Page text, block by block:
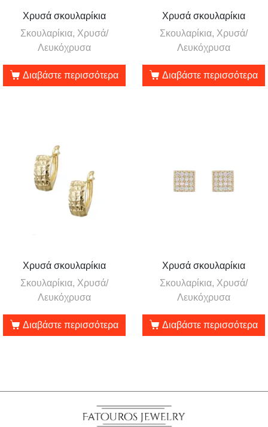
Χρυσά σκουλαρίκια
Σκουλαρίκια, Χρυσά/
Λευκόχρυσα
Διαβάστε περισσότερα
Χρυσά σκουλαρίκια
Σκουλαρίκια, Χρυσά/
Λευκόχρυσα
Διαβάστε περισσότερα
Χρυσά σκουλαρίκια
Σκουλαρίκια, Χρυσά/
Λευκόχρυσα
Διαβάστε περισσότερα
Χρυσά σκουλαρίκια
Σκουλαρίκια, Χρυσά/
Λευκόχρυσα
Διαβάστε περισσότερα